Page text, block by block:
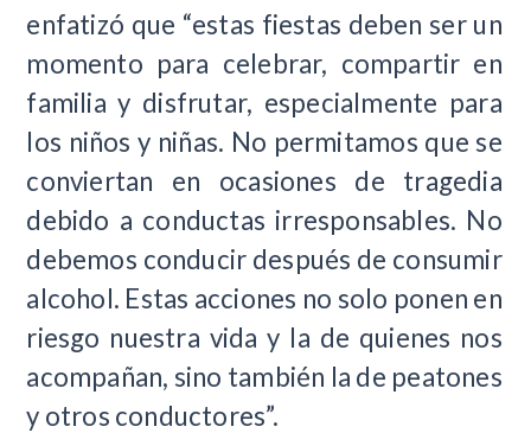
enfatizó que “estas fiestas deben ser un
momento para celebrar, compartir en
familia y disfrutar, especialmente para
los niños y niñas. No permitamos que se
conviertan en ocasiones de tragedia
debido a conductas irresponsables. No
debemos conducir después de consumir
alcohol. Estas acciones no solo ponen en
riesgo nuestra vida y la de quienes nos
acompañan, sino también la de peatones
y otros conductores”.